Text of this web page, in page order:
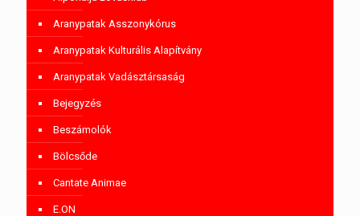
Aranypatak Asszonykórus
Aranypatak Kulturális Alapítvány
Aranypatak Vadásztársaság
Bejegyzés
Beszámolók
Bölcsőde
Cantate Animae
E.ON